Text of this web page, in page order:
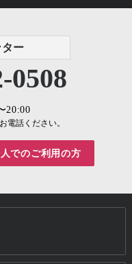
ー
0508
20:00
電話ください。
でのご利用の方